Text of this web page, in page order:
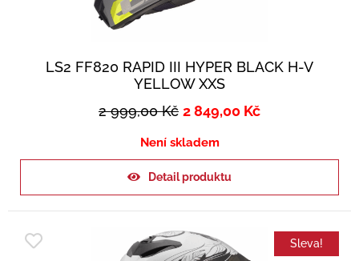
LS2 FF820 RAPID III HYPER BLACK H-V
YELLOW XXS
2 999,00Kč 2 849,00 Kč
Není skladem
Detail produktu
Sleva!